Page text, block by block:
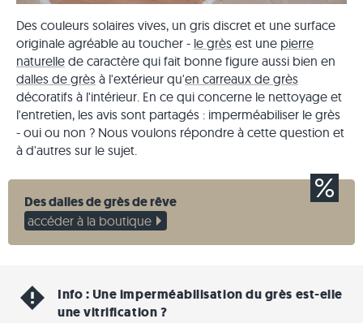
Des couleurs solaires vives, un gris discret et une surface
originale agréable au toucher - le grès est une pierre
naturelle de caractère qui fait bonne figure aussi bien en
dalles de grès à l'extérieur qu'en carreaux de grès
décoratifs à l'intérieur. En ce qui concerne le nettoyage et
l'entretien, les avis sont partagés : imperméabiliser le grès
- oui ou non ? Nous voulons répondre à cette question et
à d'autres sur le sujet.
Des dalles de grès de rêve
accéder à la boutique
Info : Une imperméabilisation du grès est-elle
une vitrification ?